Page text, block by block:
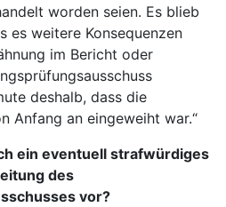
worden seien. Es blieb
es weitere Konsequenzen
im Bericht oder
deshalb, dass die
Anfang an eingeweiht war.“
ein eventuell strafwürdiges
des
vor?